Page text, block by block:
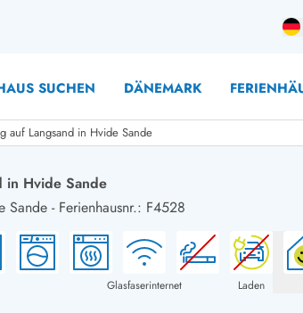
SUCHEN DÄNEMARK
Ferienhäuser mit Hund
Ferienhäuser mit Sonntagswechsel
Ferienhäuser für Angler
Ferienhäuser mit Aktivitätsraum
auf Langsand in Hvide Sande
in Hvide Sande
Sande - Ferienhausnr.: F4528
Glasfaserinternet Laden